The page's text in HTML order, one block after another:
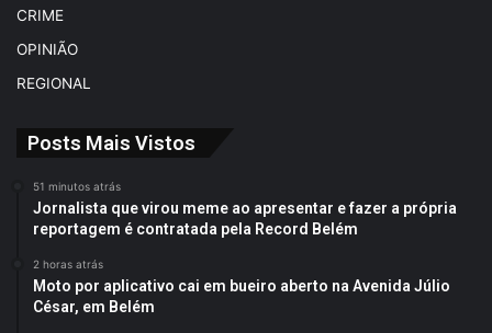
CRIME
OPINIÃO
REGIONAL
Posts Mais Vistos
51 minutos atrás
Jornalista que virou meme ao apresentar e fazer a própria
reportagem é contratada pela Record Belém
2 horas atrás
Moto por aplicativo cai em bueiro aberto na Avenida Júlio
César, em Belém